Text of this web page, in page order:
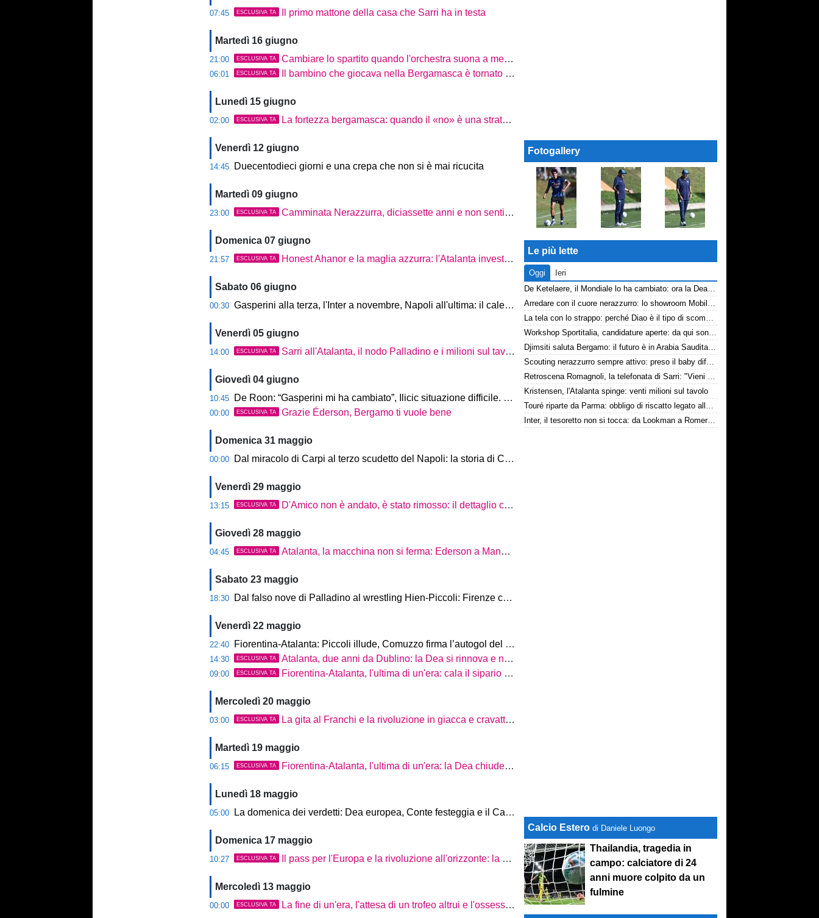
07:45 ESCLUSIVA TA Il primo mattone della casa che Sarri ha in testa
Martedì 16 giugno
21:00 ESCLUSIVA TA Cambiare lo spartito quando l'orchestra suona a memoria
06:01 ESCLUSIVA TA Il bambino che giocava nella Bergamasca è tornato a casa
Lunedì 15 giugno
02:00 ESCLUSIVA TA La fortezza bergamasca: quando il «no» è una strategia aziendale
Venerdì 12 giugno
14:45 Duecentodieci giorni e una crepa che non si è mai ricucita
Martedì 09 giugno
23:00 ESCLUSIVA TA Camminata Nerazzurra, diciassette anni e non sentirli: Bergamo è ancora lei
Domenica 07 giugno
21:57 ESCLUSIVA TA Honest Ahanor e la maglia azzurra: l'Atalanta investe sul futuro dell'Italia
Sabato 06 giugno
00:30 Gasperini alla terza, l'Inter a novembre, Napoli all'ultima: il calendario della Dea non perdona
Venerdì 05 giugno
14:00 ESCLUSIVA TA Sarri all'Atalanta, il nodo Palladino e i milioni sul tavolo: cosa dice davvero la storia
Giovedì 04 giugno
10:45 De Roon: “Gasperini mi ha cambiato”, Ilicic situazione difficile. Europa League momento perfetto”
00:00 ESCLUSIVA TA Grazie Éderson, Bergamo ti vuole bene
Domenica 31 maggio
00:00 Dal miracolo di Carpi al terzo scudetto del Napoli: la storia di Cristiano Giuntoli, nuovo DS dell'Atalanta
Venerdì 29 maggio
13:15 ESCLUSIVA TA D'Amico non è andato, è stato rimosso: il dettaglio che cambia tutto
Giovedì 28 maggio
04:45 ESCLUSIVA TA Atalanta, la macchina non si ferma: Ederson a Manchester, i conti tornano ancora
Sabato 23 maggio
18:30 Dal falso nove di Palladino al wrestling Hien-Piccoli: Firenze chiude la stagione dell'Atalanta con più domande che risposte
Venerdì 22 maggio
22:40 Fiorentina-Atalanta: Piccoli illude, Comuzzo firma l’autogol del pari tra le proteste della Fiesole
14:30 ESCLUSIVA TA Atalanta, due anni da Dublino: la Dea si rinnova e non smette di sognare
09:00 ESCLUSIVA TA Fiorentina-Atalanta, l'ultima di un'era: cala il sipario sul Franchi
Mercoledì 20 maggio
03:00 ESCLUSIVA TA La gita al Franchi e la rivoluzione in giacca e cravatta: l'ombra del Sarrismo per il nuovo Rinascimento nerazzurro
Martedì 19 maggio
06:15 ESCLUSIVA TA Fiorentina-Atalanta, l'ultima di un'era: la Dea chiude il cerchio al Franchi
Lunedì 18 maggio
05:00 La domenica dei verdetti: Dea europea, Conte festeggia e il Cagliari tira il fiato
Domenica 17 maggio
10:27 ESCLUSIVA TA Il pass per l'Europa e la rivoluzione all'orizzonte: la Dea taglia i ponti con il passato
Mercoledì 13 maggio
00:00 ESCLUSIVA TA La fine di un'era, l'attesa di un trofeo altrui e l'ossessione per il futuro: la Dea riparte da capo
Fotogallery
Le più lette
Oggi
Ieri
De Ketelaere, il Mondiale lo ha cambiato: ora la Dea riparte da lui
Arredare con il cuore nerazzurro: lo showroom Mobilmondo a Osio Sotto. Quando essere di fede atalantina conviene
La tela con lo strappo: perché Diao è il tipo di scommessa che Giuntoli ama
Workshop Sportitalia, candidature aperte: da qui sono passate firme di Serie A
Djimsiti saluta Bergamo: il futuro è in Arabia Saudita! Tre milioni e firma biennale
Scouting nerazzurro sempre attivo: preso il baby difensore 2010 Levačić
Retroscena Romagnoli, la telefonata di Sarri: "Vieni con me a Bergamo"
Kristensen, l'Atalanta spinge: venti milioni sul tavolo
Touré riparte da Parma: obbligo di riscatto legato alla salvezza
Inter, il tesoretto non si tocca: da Lookman a Romero, un anno di rinunce
Calcio Estero di Daniele Luongo
Thailandia, tragedia in
campo: calciatore di 24
anni muore colpito da un
fulmine